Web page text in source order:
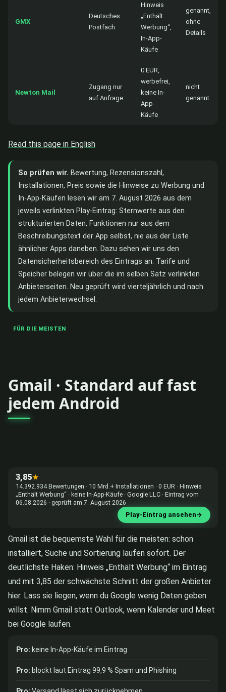
GMX
Deutsches
Postfach
Hinweis
„Enthält
Werbung“,
In-App-
Käufe
genannt,
ohne
Details
Newton Mail
Zugang nur
auf Anfrage
0 EUR,
werbefrei,
keine In-
App-
Käufe
nicht
genannt
Read this page in English
So prüfen wir. Bewertung, Rezensionszahl,
Installationen, Preis sowie die Hinweise zu Werbung und
In-App-Käufen lesen wir am 7. August 2026 aus dem
jeweils verlinkten Play-Eintrag: Sternwerte aus den
strukturierten Daten, Funktionen nur aus dem
Beschreibungstext der App selbst, nie aus der Liste
ähnlicher Apps daneben. Dazu sehen wir uns den
Datensicherheitsbereich des Eintrags an. Tarife und
Speicher belegen wir über die im selben Satz verlinkten
Anbieterseiten. Neu geprüft wird vierteljährlich und nach
jedem Anbieterwechsel.
FÜR DIE MEISTEN
Gmail · Standard auf fast
jedem Android
3,85★
14.392.934 Bewertungen · 10 Mrd.+ Installationen · 0 EUR · Hinweis
„Enthält Werbung“ · keine In-App-Käufe · Google LLC · Eintrag vom
06.08.2026 · geprüft am 7. August 2026
Play-Eintrag ansehen→
Gmail ist die bequemste Wahl für die meisten: schon
installiert, Suche und Sortierung laufen sofort. Der
deutlichste Haken: Hinweis „Enthält Werbung“ im Eintrag
und mit 3,85 der schwächste Schnitt der großen Anbieter
hier. Lass sie liegen, wenn du Google wenig Daten geben
willst. Nimm Gmail statt Outlook, wenn Kalender und Meet
bei Google laufen.
Pro: keine In-App-Käufe im Eintrag
Pro: blockt laut Eintrag 99,9 % Spam und Phishing